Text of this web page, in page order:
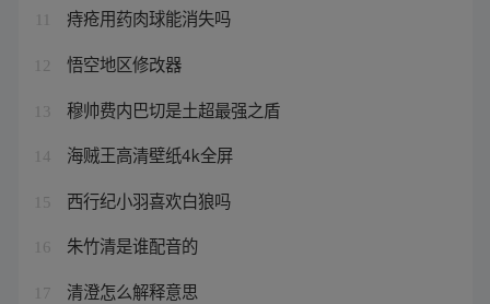
痔疮用药肉球能消失吗
12 悟空地区修改器
13 穆帅费内巴切是土超最强之盾
14 海贼王高清壁纸4k全屏
15 西行纪小羽喜欢白狼吗
16 朱竹清是谁配音的
17 清澄怎么解释意思